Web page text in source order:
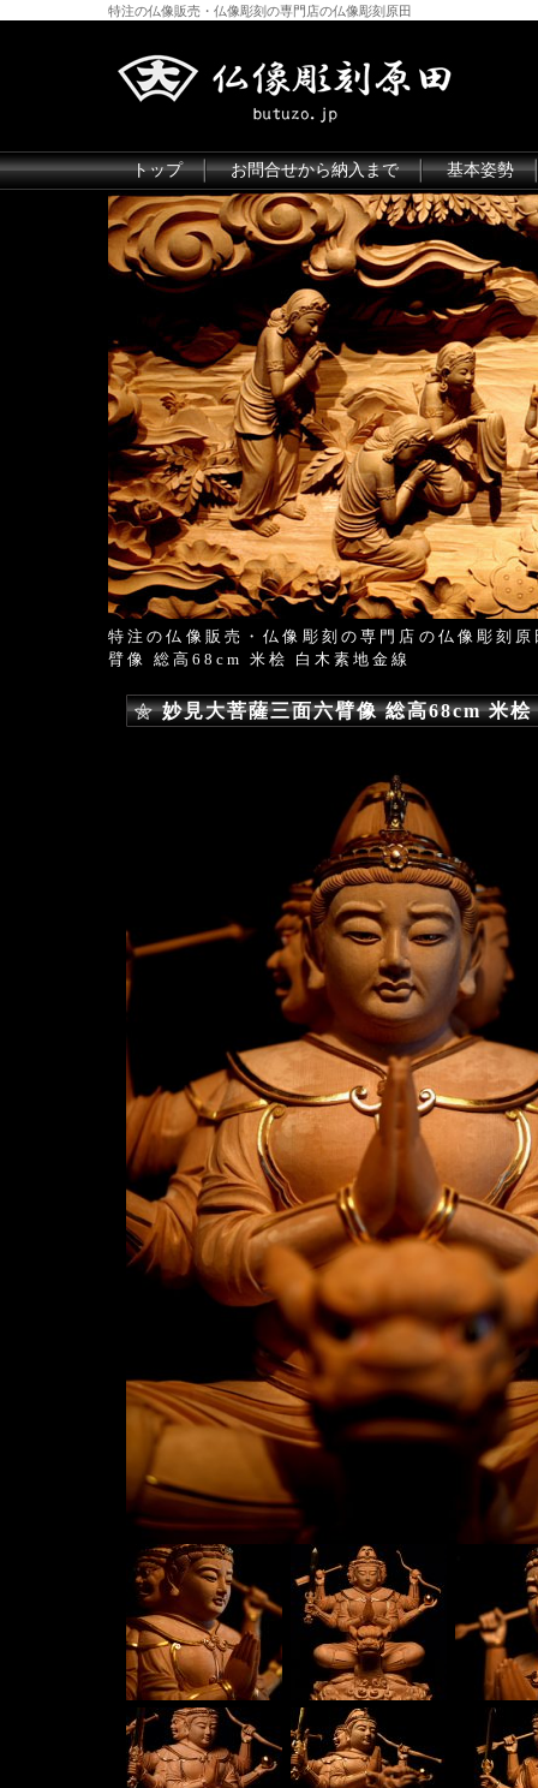
特注の仏像販売・仏像彫刻の専門店の仏像彫刻原田
トップ お問合せから納入まで 基本姿勢
特注の仏像販売・仏像彫刻の専門店の仏像彫刻原
臂像 総高68cm 米桧 白木素地金線
妙見大菩薩三面六臂像 総高68cm 米